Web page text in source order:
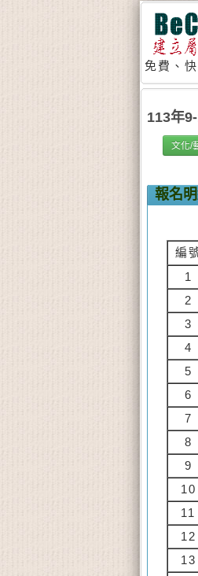
免費、
113年
文化/
報名
編
1
2
3
4
5
6
7
8
9
10
11
12
13